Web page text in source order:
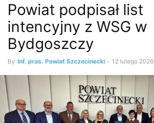
Powiat podpisał list
intencyjny z WSG w
Bydgoszczy
By Inf. pras. Powiat Szczecinecki - 12 lutego 2026